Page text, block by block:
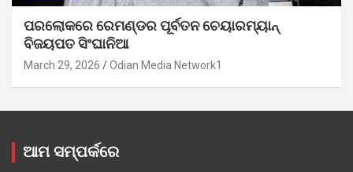
ପରଲୋକରେ ରେମଣ୍ଡର ପୂର୍ବତନ ଚେୟାରମ୍ୟାନ୍
ବିଜୟପତ ସିଂଘାନିଆ
March 29, 2026 Odian Media Network1
ଆମ ସମ୍ପର୍କରେ